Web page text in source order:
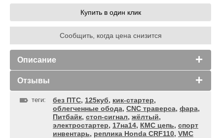
Купить в один клик
Сообщить, когда цена снизится
Описание
Отзывы
теги: без ПТС, 125куб, кик-стартер,
облегченные обода, CNC траверса, фара,
Питбайк, стоп-сигнал, жёлтый,
электростартер, 17на14, КМС цепь, спорт
инвентарь, реплика Honda CRF110, VMC